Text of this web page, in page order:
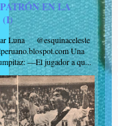
EN LA
(I)
Luna @esquinaceleste
Una
—El jugador a qu...